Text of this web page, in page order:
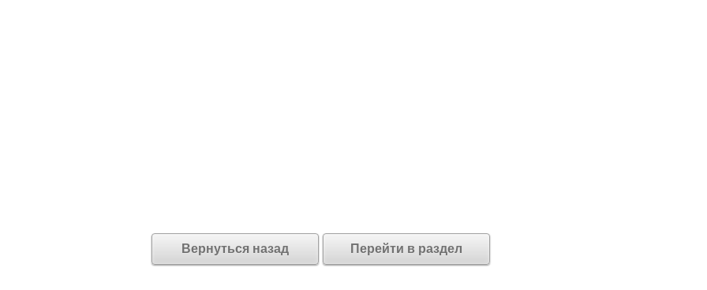
Вернуться назад Перейти в раздел